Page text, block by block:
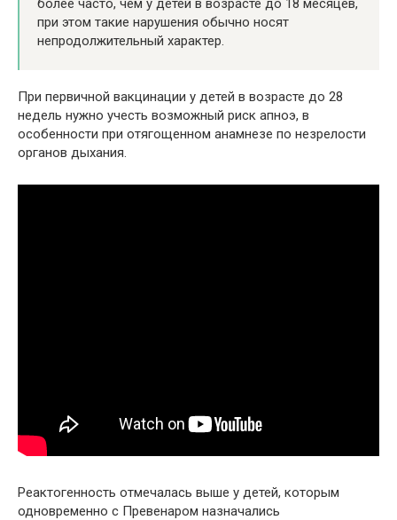
более часто, чем у детей в возрасте до 18 месяцев,
при этом такие нарушения обычно носят
непродолжительный характер.
При первичной вакцинации у детей в возрасте до 28
недель нужно учесть возможный риск апноэ, в
особенности при отягощенном анамнезе по незрелости
органов дыхания.
Реактогенность отмечалась выше у детей, которым
одновременно с Превенаром назначались